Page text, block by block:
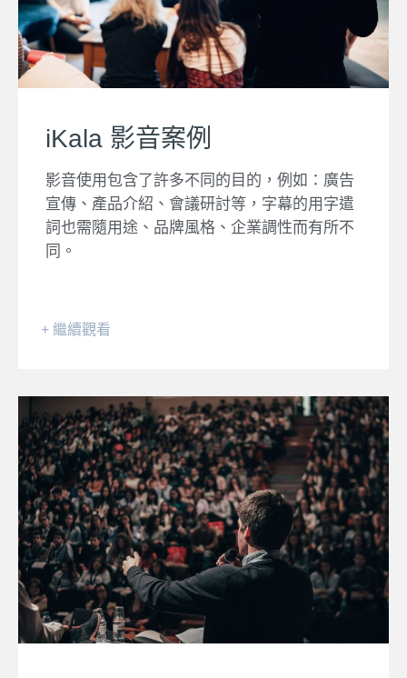
iKala 影音案例
影音使用包含了許多不同的目的，例如：廣告
宣傳、產品介紹、會議研討等，字幕的用字遣
詞也需隨用途、品牌風格、企業調性而有所不
同。
+ 繼續觀看